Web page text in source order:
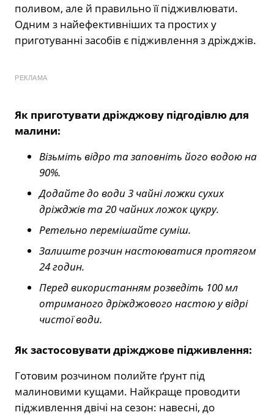
поливом, але й правильно її підживлювати.
Одним з найефективніших та простих у
приготуванні засобів є підживлення з дріжджів.
РЕКЛАМА
Як приготувати дріжджову підгодівлю для
малини:
Візьміть відро та заповніть його водою на
90%.
Додайте до води 3 чайні ложки сухих
дріжджів та 20 чайних ложок цукру.
Ретельно перемішайте суміш.
Залиште розчин настоюватися протягом
24 годин.
Перед використанням розведіть 100 мл
отриманого дріжджового настою у відрі
чистої води.
Як застосовувати дріжджове підживлення:
Готовим розчином полийте ґрунт під
малиновими кущами. Найкраще проводити
підживлення двічі на сезон: навесні, до